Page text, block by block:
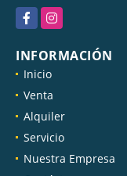
FacebookInstagram
INFORMACIÓN
Inicio
Venta
Alquiler
Servicio
Nuestra Empresa